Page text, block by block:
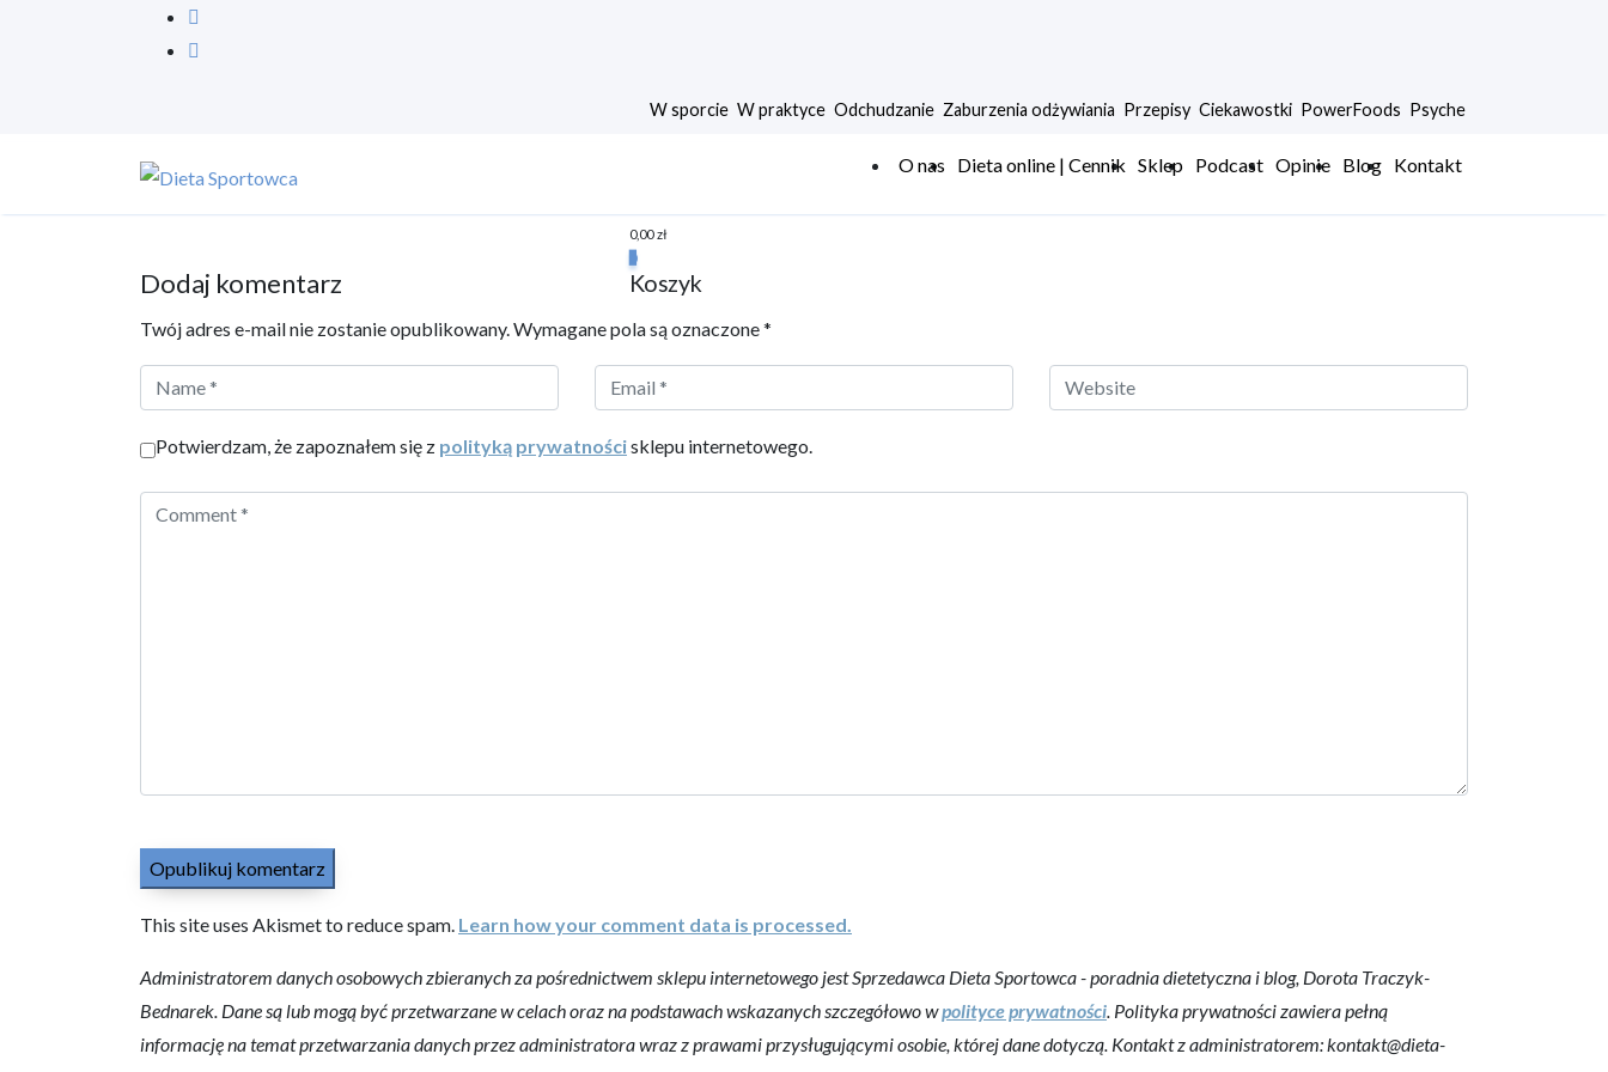
W sporcie W praktyce Odchudzanie Zaburzenia odżywiania Przepisy Ciekawostki PowerFoods Psyche
O nas Dieta online | Cennik Sklep Podcast Opinie Blog Kontakt
0,00zł
0
Koszyk
Dodaj komentarz
Twój adres e-mail nie zostanie opublikowany. Wymagane pola są oznaczone*
Potwierdzam, że zapoznałem się z polityką prywatnościsklepu internetowego.
This site uses Akismet to reduce spam. Learn how your comment data is processed.
Administratorem danych osobowych zbieranych za pośrednictwem sklepu internetowego jest Sprzedawca Dieta Sportowca - poradnia dietetyczna i blog, Dorota Traczyk-
Bednarek. Dane są lub mogą być przetwarzane w celach oraz na podstawach wskazanych szczegółowo wpolityce prywatności . Polityka prywatności zawiera pełną
informację na temat przetwarzania danych przez administratora wraz z prawami przysługującymi osobie, której dane dotyczą. Kontakt z administratorem: kontakt@dieta-